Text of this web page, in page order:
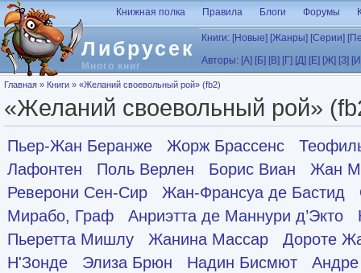
Перейти к основному содержанию
Либрусек
Много книг
Книжная полка Правила Блоги Форумы
Книги: [Новые] [Жанры] [Серии]
Авторы: [А] [Б] [В] [Г] [Д] [Е] [Ж] [З]
Вы здесь
Главная » Книги » «Желаний своевольный рой» (fb2)
«Желаний своевольный рой»
Пьер-Жан Беранже Жорж Брассенс
Лафонтен
Поль Верлен Борис Виан
Жан
Реверони Сен-Сир
Жан-Франсуа де Бастид
Мирабо, Граф
Анриэтта де Маннури д’Экто
Пьеретта Мишлу
Жанина Массар
Дороте
Н'Зонде
Элиза Брюн Надин Бисмют